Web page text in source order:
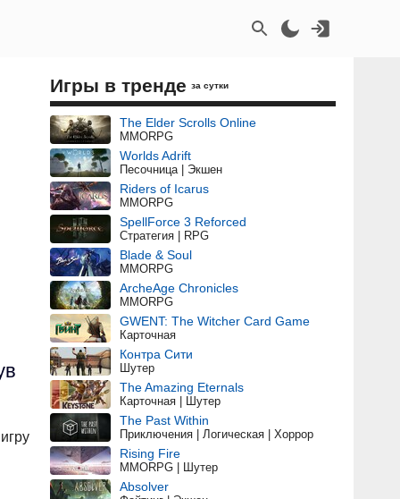
Игры в тренде за сутки
The Elder Scrolls Online
MMORPG
Worlds Adrift
Песочница | Экшен
Riders of Icarus
MMORPG
SpellForce 3 Reforced
Стратегия | RPG
Blade & Soul
MMORPG
ArcheAge Chronicles
MMORPG
GWENT: The Witcher Card Game
Карточная
Контра Сити
Шутер
The Amazing Eternals
Карточная | Шутер
The Past Within
Приключения | Логическая | Хоррор
Rising Fire
MMORPG | Шутер
Absolver